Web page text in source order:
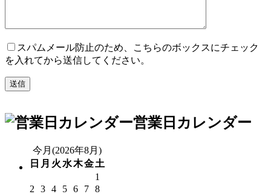
スパムメール防止のため、こちらのボックスにチェック
を入れてから送信してください。
営業日カレンダー
今月(2026年8月)
日 月 火 水木金土
1
2
3 4 5 6 7 8